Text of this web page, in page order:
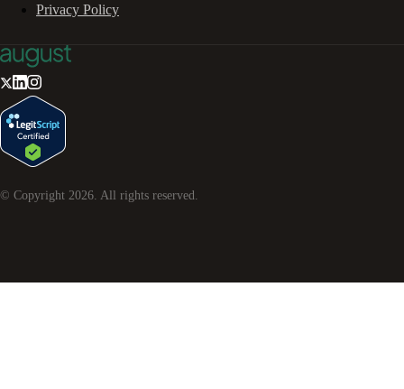
Privacy Policy
© Copyright 2026 . All rights reserved.